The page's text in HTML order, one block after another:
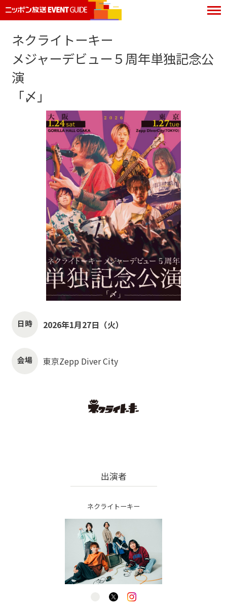
ネクライトーキー
メジャーデビュー５周年単独記念公
演
「〆」
日時 2026年1月27日（火）
会場 東京Zepp Diver City
出演者
ネクライトーキー